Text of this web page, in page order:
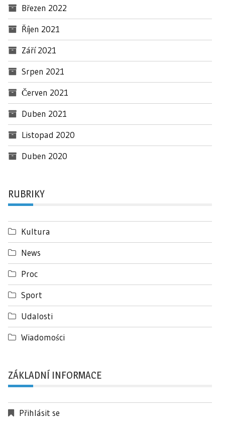
Březen 2022
Říjen 2021
Září 2021
Srpen 2021
Červen 2021
Duben 2021
Listopad 2020
Duben 2020
RUBRIKY
Kultura
News
Proc
Sport
Udalosti
Wiadomości
ZÁKLADNÍ INFORMACE
Přihlásit se